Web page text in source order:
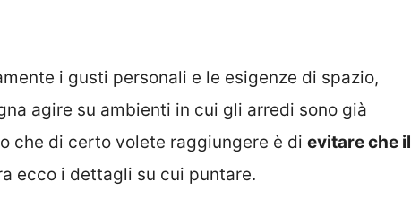
i gusti personali e le esigenze di spazio,
agire su ambienti in cui gli arredi sono già
che di certo volete raggiungere è di evitare che il
ecco i dettagli su cui puntare.